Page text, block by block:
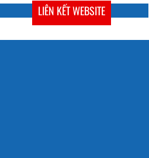
LIÊN KẾT WEBSITE